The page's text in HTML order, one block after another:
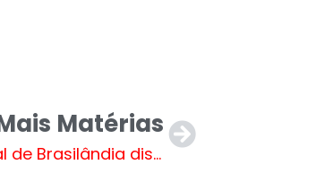
Matérias
Prefeitura Municipal de Brasilândia disponibiliza serviços para pequenos produtores rurais